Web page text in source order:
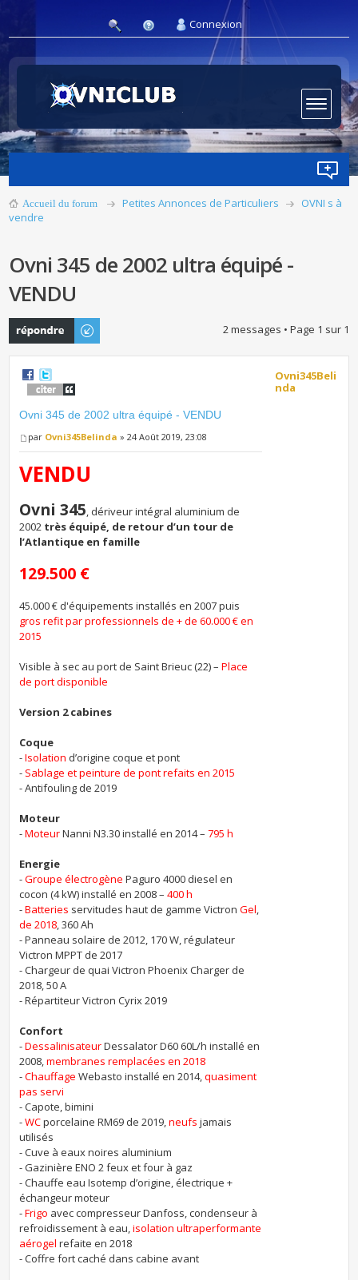
Connexion
Accueil du forum Petites Annonces de Particuliers
OVNI s à
vendre
Ovni 345 de 2002 ultra équipé -
VENDU
Publier une
réponse
2 messages • Page 1 sur 1
Ovni 345 de 2002 ultra équipé - VENDU
par Ovni345Belinda » 24 Août 2019, 23:08
VENDU
Ovni 345, dériveur intégral aluminium de
2002 très équipé, de retour d’un tour de
l’Atlantique en famille
129.500 €
45.000 € d'équipements installés en 2007 puis
gros refit par professionnels de + de 60.000 € en
2015
Visible à sec au port de Saint Brieuc (22) –Place
de port disponible
Version 2 cabines
Coque
-Isolation d’origine coque et pont
- Sablage et peinture de pont refaits en 2015
- Antifouling de 2019
Moteur
-MoteurNanni N3.30 installé en 2014 –795 h
Energie
-Groupe électrogène Paguro 4000 diesel en
cocon (4 kW) installé en 2008 –400 h
-Batteries servitudes haut de gamme VictronGel,
de 2018, 360 Ah
- Panneau solaire de 2012, 170 W, régulateur
Victron MPPT de 2017
- Chargeur de quai Victron Phoenix Charger de
2018, 50 A
- Répartiteur Victron Cyrix 2019
Confort
-DessalinisateurDessalator D60 60L/h installé en
2008,membranes remplacées en 2018
-Chauffage Webasto installé en 2014,quasiment
pas servi
- Capote, bimini
-WCporcelaine RM69 de 2019,neufs jamais
utilisés
- Cuve à eaux noires aluminium
- Gazinière ENO 2 feux et four à gaz
- Chauffe eau Isotemp d’origine, électrique +
échangeur moteur
-Frigo avec compresseur Danfoss, condenseur à
refroidissement à eau,isolation ultraperformante
aérogelrefaite en 2018
- Coffre fort caché dans cabine avant
Ovni345Beli
nda